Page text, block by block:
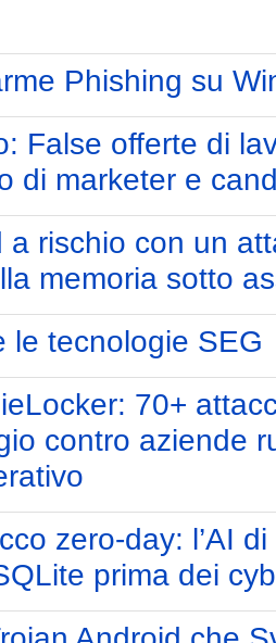
Phishing su
False offerte di
di marketer e
a rischio con un
memoria sotto
le tecnologie SEG
70+
contro aziende
zero-day: l’AI
prima dei